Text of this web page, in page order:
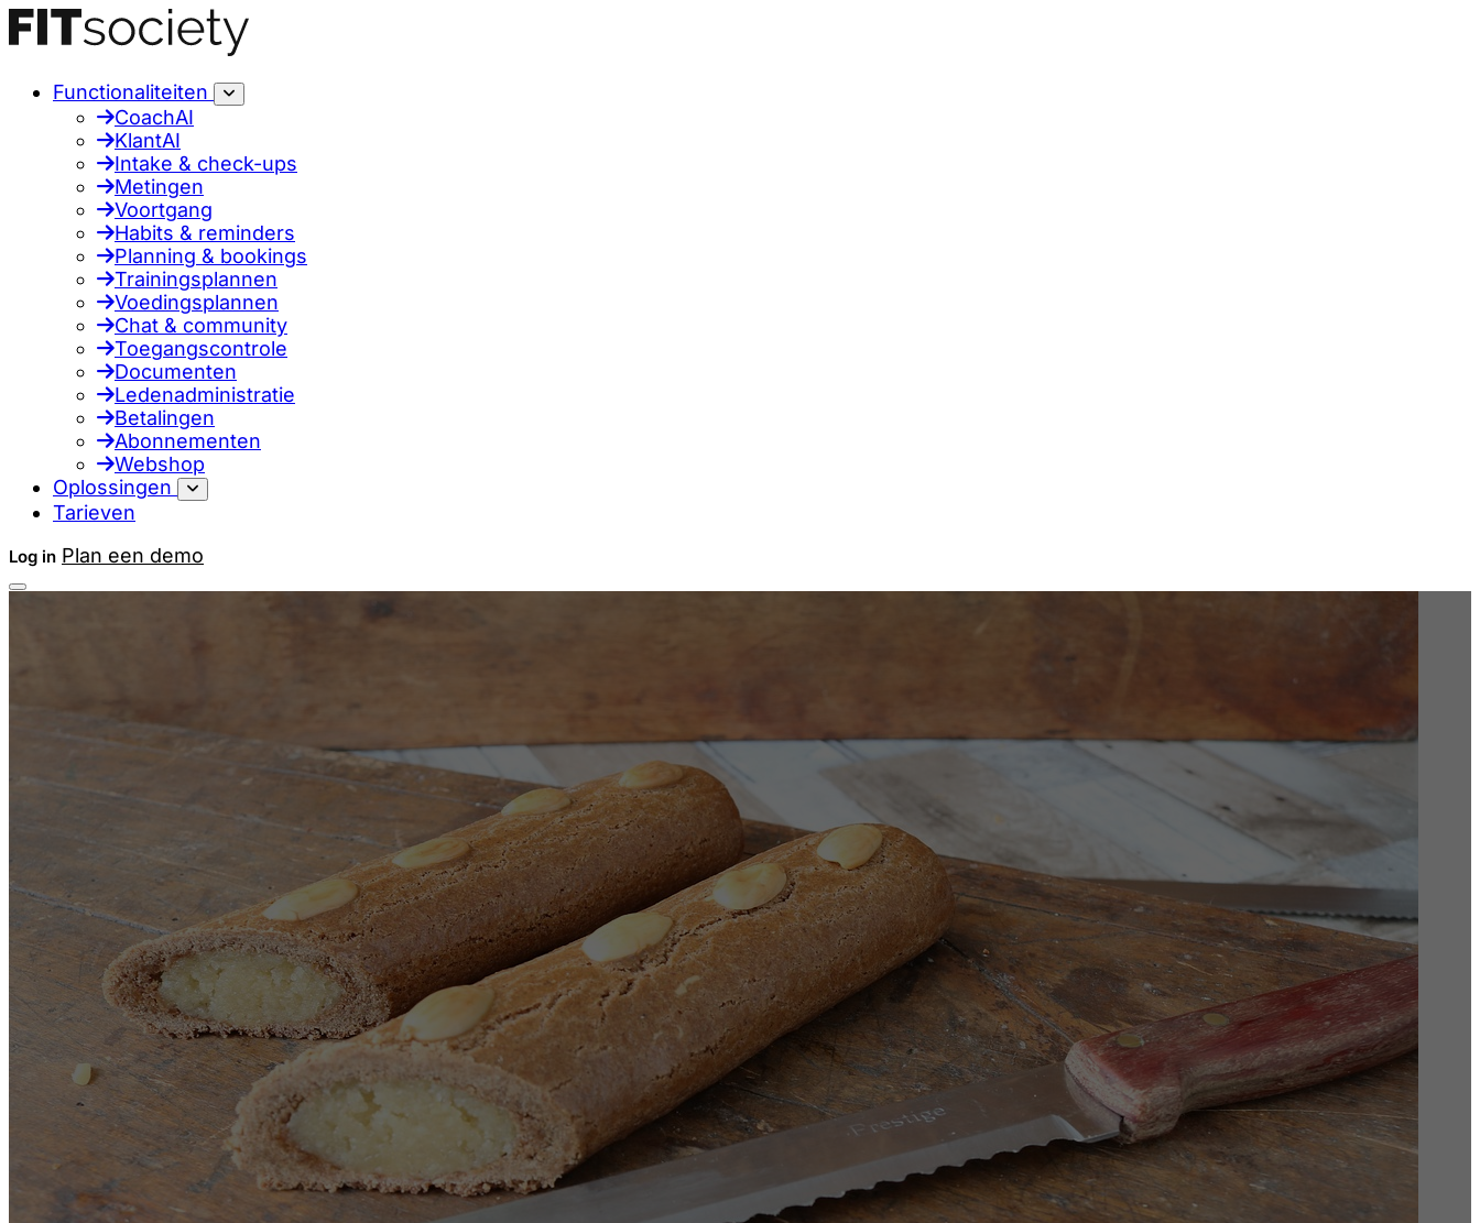
Functionaliteiten
CoachAI
KlantAI
Intake & check-ups
Metingen
Voortgang
Habits & reminders
Planning & bookings
Trainingsplannen
Voedingsplannen
Chat & community
Toegangscontrole
Documenten
Ledenadministratie
Betalingen
Abonnementen
Webshop
Oplossingen
Tarieven
Log in Plan een demo